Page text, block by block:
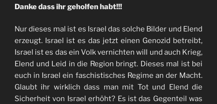
Danke dass ihr geholfen habt!!!
Nur dieses mal ist es Israel das solche Bilder und Elend
erzeugt. Israel ist es das jetzt einen Genozid betreibt,
Israel ist es das ein Volk vernichten will und auch Krieg,
Elend und Leid in die Region bringt. Dieses mal ist bei
euch in Israel ein faschistisches Regime an der Macht.
Glaubt ihr wirklich dass man mit Tot und Elend die
Sicherheit von Israel erhöht? Es ist das Gegenteil was